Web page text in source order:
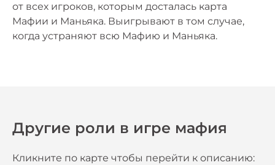
от всех игроков, которым досталась карта
Мафии и Маньяка. Выигрывают в том случае,
когда устраняют всю Мафию и Маньяка.
Другие роли в игре мафия
Кликните по карте чтобы перейти к описанию: